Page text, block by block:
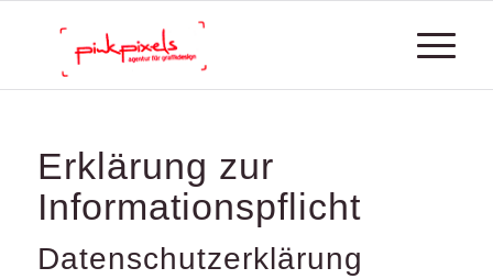
Erklärung zur
Informationspflicht
Datenschutzerklärung